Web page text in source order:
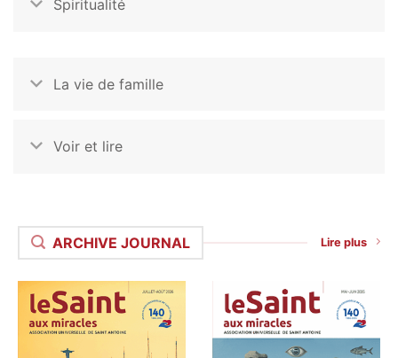
Spiritualité
La vie de famille
Voir et lire
ARCHIVE JOURNAL Lire plus